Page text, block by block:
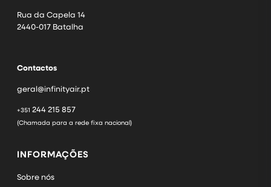
Rua da Capela 14
2440-017 Batalha
Contactos
geral@infinityair.pt
+351 244 215 857
(Chamada para a rede fixa nacional)
INFORMAÇÕES
Sobre nós